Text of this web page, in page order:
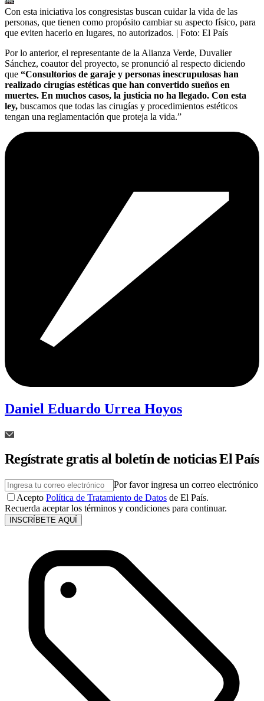
Con esta iniciativa los congresistas buscan cuidar la vida de las
personas, que tienen como propósito cambiar su aspecto físico, para
que eviten hacerlo en lugares, no autorizados. | Foto: El País
Por lo anterior, el representante de la Alianza Verde, Duvalier
Sánchez, coautor del proyecto, se pronunció al respecto diciendo
que “Consultorios de garaje y personas inescrupulosas han
realizado cirugías estéticas que han convertido sueños en
muertes. En muchos casos, la justicia no ha llegado. Con esta
ley, buscamos que todas las cirugías y procedimientos estéticos
tengan una reglamentación que proteja la vida.”
Daniel Eduardo Urrea Hoyos
Regístrate gratis al boletín de noticias El País
Por favor ingresa un correo electrónico
Acepto Política de Tratamiento de Datos de El País.
Recuerda aceptar los términos y condiciones para continuar.
INSCRÍBETE AQUÍ